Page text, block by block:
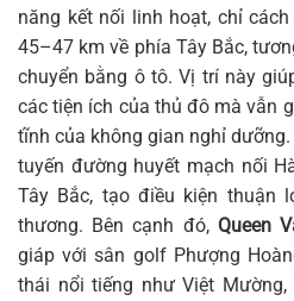
năng kết nối linh hoạt, chỉ
45–47 km về phía Tây Bắc,
chuyển bằng ô tô. Vị trí này
các tiện ích của thủ đô mà vẫn
tĩnh của không gian nghỉ
tuyến đường huyết mạch nối
Tây Bắc, tạo điều kiện thuận
thương. Bên cạnh đó, Queen
giáp với sân golf Phượng
thái nổi tiếng như Việt Mường,